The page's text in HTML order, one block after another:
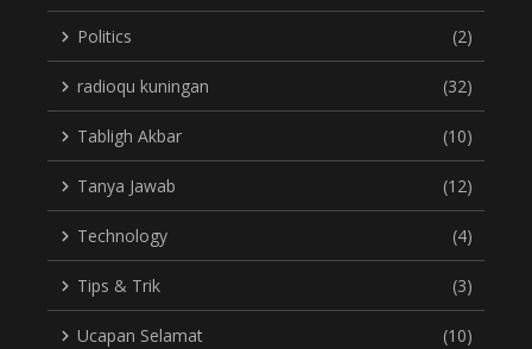
Politics (2)
radioqu kuningan (32)
Tabligh Akbar (10)
Tanya Jawab (12)
Technology (4)
Tips & Trik (3)
Ucapan Selamat (10)